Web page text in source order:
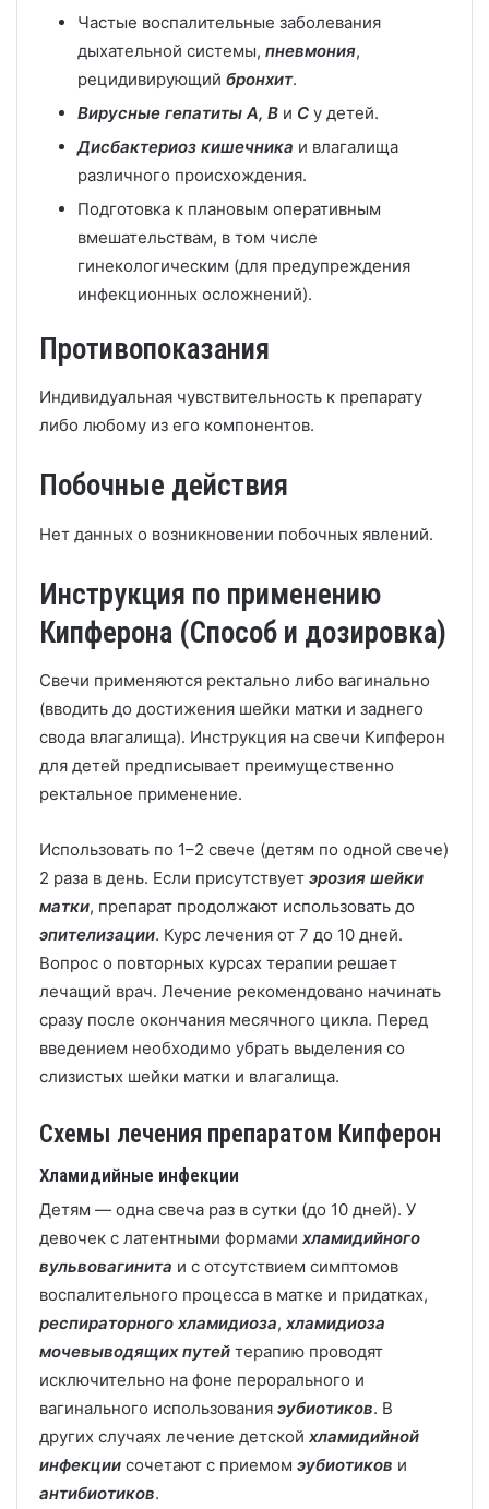
Частые воспалительные заболевания
дыхательной системы, пневмония,
рецидивирующий бронхит.
Вирусные гепатиты А, B и C у детей.
Дисбактериоз кишечника и влагалища
различного происхождения.
Подготовка к плановым оперативным
вмешательствам, в том числе
гинекологическим (для предупреждения
инфекционных осложнений).
Противопоказания
Индивидуальная чувствительность к препарату
либо любому из его компонентов.
Побочные действия
Нет данных о возникновении побочных явлений.
Инструкция по применению
Кипферона (Способ и дозировка)
Свечи применяются ректально либо вагинально
(вводить до достижения шейки матки и заднего
свода влагалища). Инструкция на свечи Кипферон
для детей предписывает преимущественно
ректальное применение.
Использовать по 1–2 свече (детям по одной свече)
2 раза в день. Если присутствует эрозия шейки
матки, препарат продолжают использовать до
эпителизации. Курс лечения от 7 до 10 дней.
Вопрос о повторных курсах терапии решает
лечащий врач. Лечение рекомендовано начинать
сразу после окончания месячного цикла. Перед
введением необходимо убрать выделения со
слизистых шейки матки и влагалища.
Схемы лечения препаратом Кипферон
Хламидийные инфекции
Детям — одна свеча раз в сутки (до 10 дней). У
девочек с латентными формами хламидийного
вульвовагинита и с отсутствием симптомов
воспалительного процесса в матке и придатках,
респираторного хламидиоза, хламидиоза
мочевыводящих путей терапию проводят
исключительно на фоне перорального и
вагинального использования эубиотиков. В
других случаях лечение детской хламидийной
инфекции сочетают с приемом эубиотиков и
антибиотиков.